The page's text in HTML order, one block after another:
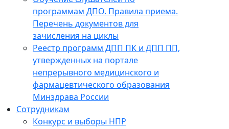
программам ДПО. Правила приема.
Перечень документов для
зачисления на циклы
Реестр программ ДПП ПК и ДПП ПП,
утвержденных на портале
непрерывного медицинского и
фармацевтического образования
Минздрава России
Сотрудникам
Конкурс и выборы НПР